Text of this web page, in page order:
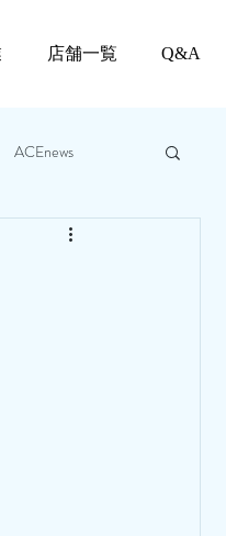
店舗一覧 Q&A
ACEnews